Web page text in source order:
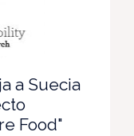
a Suecia
Food"